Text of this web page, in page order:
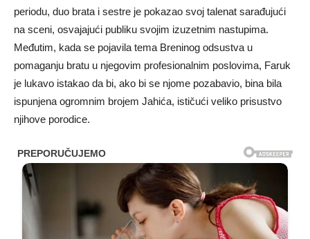
periodu, duo brata i sestre je pokazao svoj talenat sarađujući
na sceni, osvajajući publiku svojim izuzetnim nastupima.
Međutim, kada se pojavila tema Breninog odsustva u
pomaganju bratu u njegovim profesionalnim poslovima, Faruk
je lukavo istakao da bi, ako bi se njome pozabavio, bina bila
ispunjena ogromnim brojem Jahića, ističući veliko prisustvo
njihove porodice.